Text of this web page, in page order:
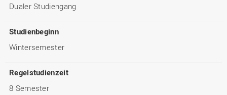
Dualer Studiengang
Studienbeginn
Wintersemester
Regelstudienzeit
8 Semester